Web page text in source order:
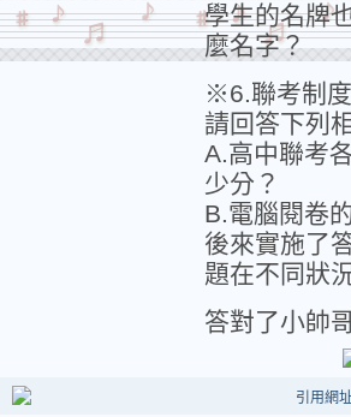
學生的名牌
麼名字？
※6.聯考制
請回答下列
A.高中聯考
少分？
B.電腦閱卷
後來實施了
題在不同狀
答對了小帥
引用網